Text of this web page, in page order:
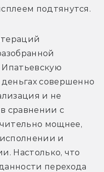
подтянутся.
совершенно
и не
сравнении с
мощнее,
и
Настолько, что
перехода